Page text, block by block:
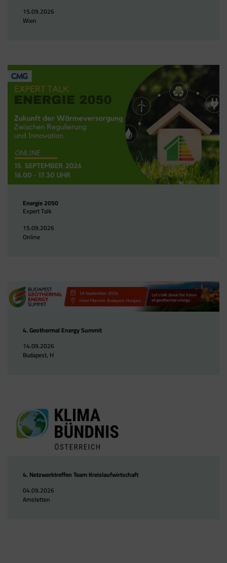
15.09.2026
Wien
Energie 2050
Expert Talk
15.09.2026
Online
4. Geothermal Energy Summit
14.09.2026
Budapest, H
4. Netzwerktreffen Team Kreislaufwirtschaft
04.09.2026
Amstetten